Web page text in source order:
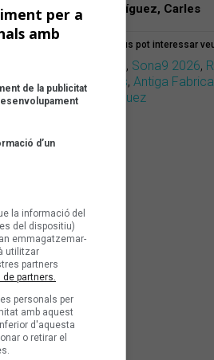
Rodríguez, Carles
També us pot interessar
, Sona9 2026,
Prunes, Antiga
Rodríguez
per a
amb
de la publicitat
d’un
la informació del
del dispositiu)
emmagatzemar-
utilitzar
partners
de partners.
personals per
amb aquest
d'aquesta
o retirar el